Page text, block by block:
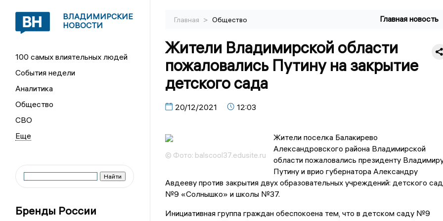
ВЛАДИМИРСКИЕ
НОВОСТИ
100 самых влиятельных людей
События недели
Аналитика
Общество
СВО
Бренды России
Главная > Общество Главная новость
Жители Владимирской области
пожаловались Путину на закрытие
детского сада
20/12/2021 12:03
© Фото: balscool37.edusite.ru
Жители поселка Балакирево
Александровского района Владимирской
области пожаловались президенту
Путину и врио губернатора Александру
Авдееву против закрытия двух образовательных учреждений: детского
№9 «Солнышко» и школы №37.
Инициативная группа граждан обеспокоена тем, что в детском саду №9